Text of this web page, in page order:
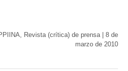
, Revista (crítica) de prensa
8 de
marzo de 2010